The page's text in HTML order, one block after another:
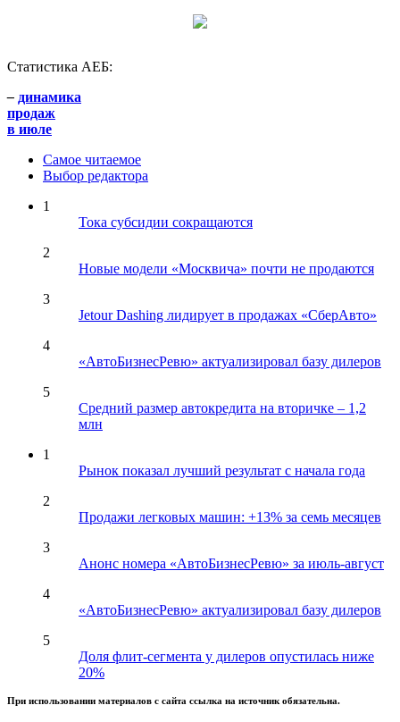
Статистика АЕБ:
– динамика
продаж
в июле
Самое читаемое
Выбор редактора
1
Тока субсидии сокращаются
2
Новые модели «Москвича» почти не продаются
3
Jetour Dashing лидирует в продажах «СберАвто»
4
«АвтоБизнесРевю» актуализировал базу дилеров
5
Средний размер автокредита на вторичке – 1,2
млн
1
Рынок показал лучший результат с начала года
2
Продажи легковых машин: +13% за семь месяцев
3
Анонс номера «АвтоБизнесРевю» за июль-август
4
«АвтоБизнесРевю» актуализировал базу дилеров
5
Доля флит-сегмента у дилеров опустилась ниже
20%
При использовании материалов с сайта ссылка на источник обязательна.